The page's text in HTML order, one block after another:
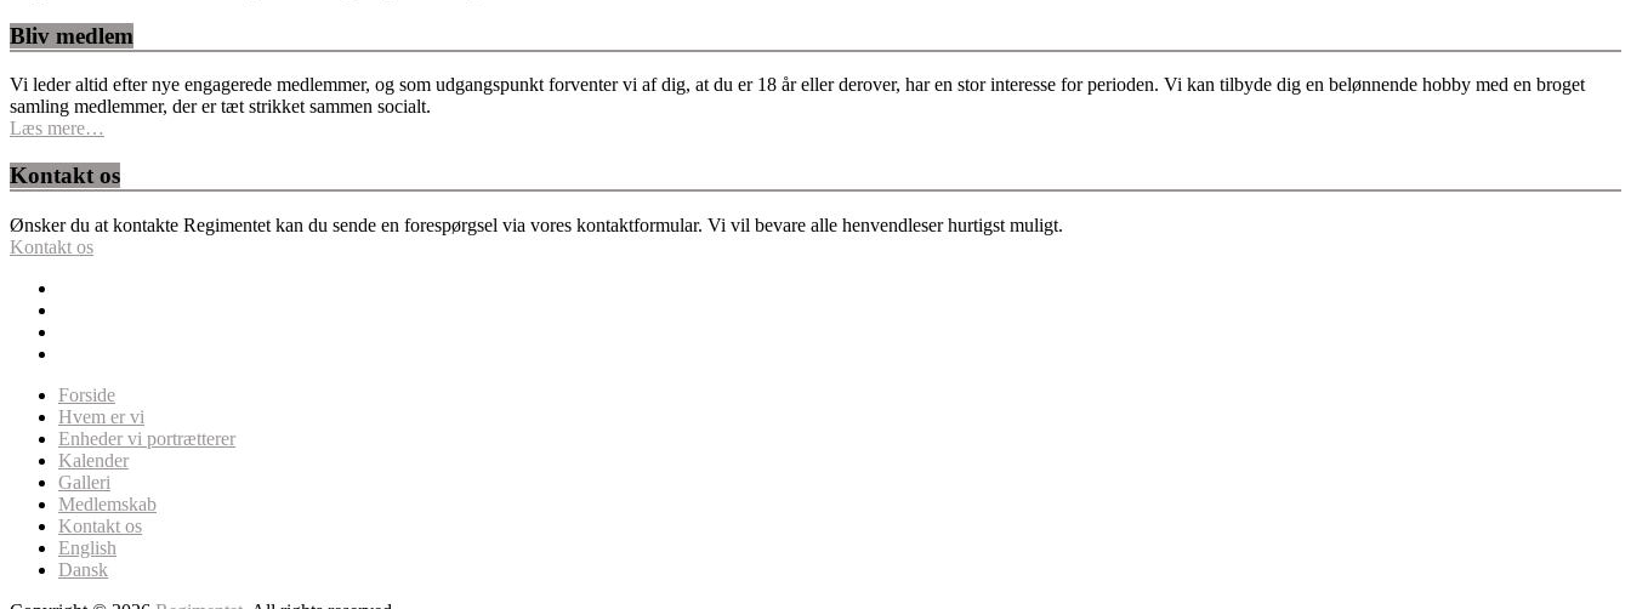
Bliv medlem
Vi leder altid efter nye engagerede medlemmer, og som udgangspunkt forventer vi af dig, at du er 18 år eller derover, har en stor interesse for perioden. Vi kan tilbyde dig en belønnende hobby med en broget
samling medlemmer, der er tæt strikket sammen socialt.
Læs mere…
Kontakt os
Ønsker du at kontakte Regimentet kan du sende en forespørgsel via vores kontaktformular. Vi vil bevare alle henvendleser hurtigst muligt.
Kontakt os
Forside
Hvem er vi
Enheder vi portrætterer
Kalender
Galleri
Medlemskab
Kontakt os
English
Dansk